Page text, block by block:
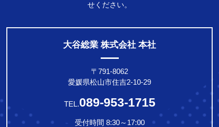
せください。
大谷総業 株式会社 本社
〒791-8062
愛媛県松山市住吉2-10-29
TEL.089-953-1715
受付時間 8:30～17:00